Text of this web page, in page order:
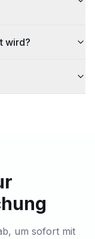
wird?
um sofort mit